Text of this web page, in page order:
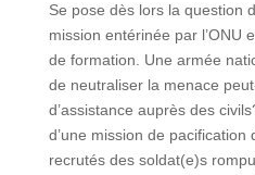
Se pose dès lors la question
mission entérinée par l’ONU
de formation. Une armée
de neutraliser la menace
d’assistance auprès des
d’une mission de
recrutés des soldat(e)s